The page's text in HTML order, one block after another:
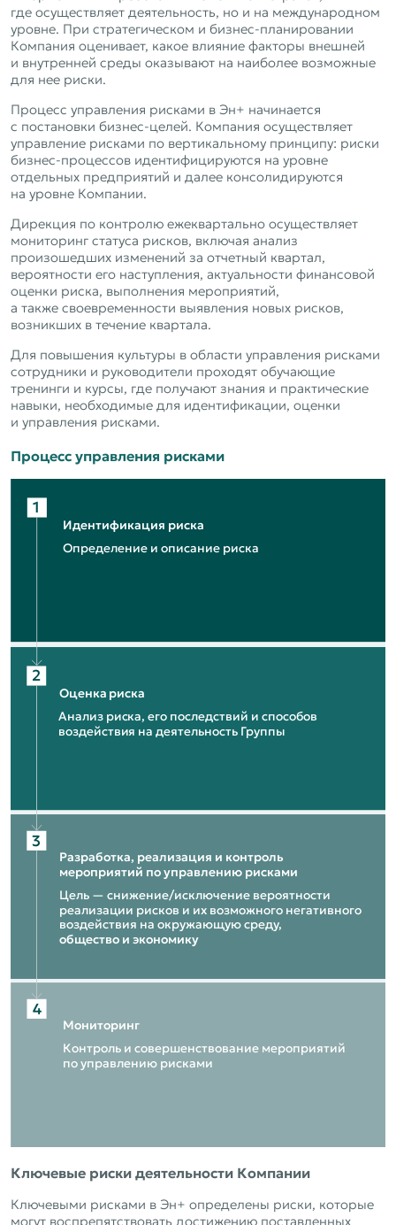
где осуществляет деятельность, но и на международном
уровне. При стратегическом и бизнес‑планировании
Компания оценивает, какое влияние факторы внешней
и внутренней среды оказывают на наиболее возможные
для нее риски.
Процесс управления рисками в Эн+ начинается
с постановки бизнес‑целей. Компания осуществляет
управление рисками по вертикальному принципу: риски
бизнес‑процессов идентифицируются на уровне
отдельных предприятий и далее консолидируются
на уровне Компании.
Дирекция по контролю ежеквартально осуществляет
мониторинг статуса рисков, включая анализ
произошедших изменений за отчетный квартал,
вероятности его наступления, актуальности финансовой
оценки риска, выполнения мероприятий,
а также своевременности выявления новых рисков,
возникших в течение квартала.
Для повышения культуры в области управления рисками
сотрудники и руководители проходят обучающие
тренинги и курсы, где получают знания и практические
навыки, необходимые для идентификации, оценки
и управления рисками.
Процесс управления рисками
Идентификация риска
Оценка риска
Мониторинг
Разработка, реализация и контроль
мероприятий по управлению рисками
1
2
4
3
Определение и описание риска
Контроль и совершенствование мероприятий
по управлению рисками
Анализ риска, его последствий и способов
воздействия на деятельность Группы
Цель — снижение/исключение вероятности
реализации рисков и их возможного негативного
воздействия на окружающую среду,
общество и экономику
Ключевые риски деятельности Компании
Ключевыми рисками в Эн+ определены риски, которые
могут воспрепятствовать достижению поставленных